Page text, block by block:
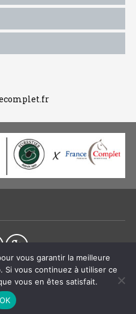
évènements
Liens utiles
légales
vous garantir la meilleure
vous continuez à utiliser ce
vous en êtes satisfait.
OK